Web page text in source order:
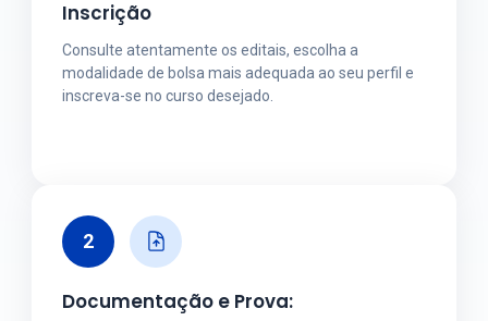
Inscrição
Consulte atentamente os editais, escolha a
modalidade de bolsa mais adequada ao seu perfil e
inscreva-se no curso desejado.
2
Documentação e Prova: